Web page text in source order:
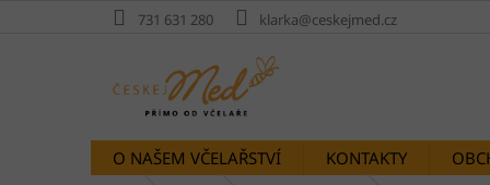
731 631 280 klarka@ceskejmed.cz
O NAŠEM VČELAŘSTVÍ KONTAKTY